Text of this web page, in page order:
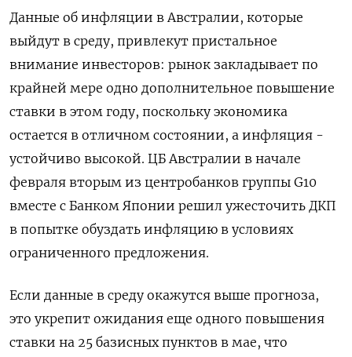
Данные об инфляции в Австралии, которые
выйдут в среду, привлекут пристальное
внимание инвесторов: рынок закладывает по
крайней мере одно дополнительное повышение
ставки в этом году, поскольку экономика
остается в отличном ‌состоянии, а инфляция -
устойчиво высокой. ЦБ Австралии в начале
февраля вторым из центробанков группы G10
вместе с Банком Японии решил ужесточить ДКП
в попытке обуздать инфляцию в условиях
ограниченного предложения.
Если данные в среду окажутся выше прогноза,
это укрепит ожидания еще одного повышения
ставки на 25 базисных пунктов в мае, что